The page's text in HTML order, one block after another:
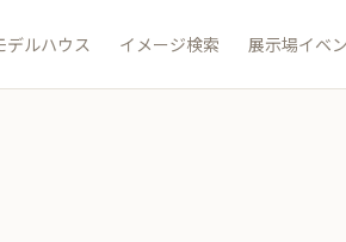
デルハウス イメージ検索 展示場イベ